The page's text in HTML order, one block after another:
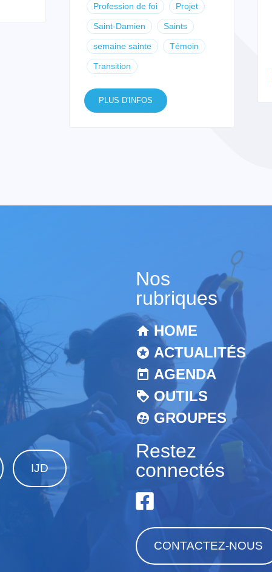
Profession de foi Projet
Saint-Damien Saints
semaine sainte Témoin
Transition
PLUS D'INFOS
IJD
Nos
rubriques
HOME
ACTUALITÉS
AGENDA
OUTILS
GROUPES
Restez
connectés
CONTACTEZ-NOUS